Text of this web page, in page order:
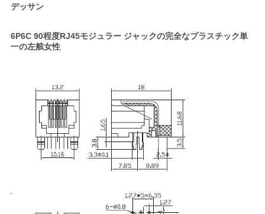
デッサン
6P6C 90程度RJ45モジュラー ジャックの完全なプラスチック単
一の左舷女性